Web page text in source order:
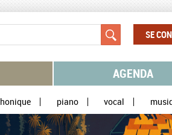
SE
AGENDA
piano vocal